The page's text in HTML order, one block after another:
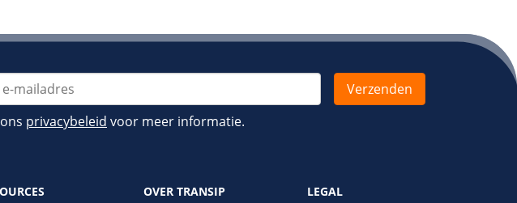
privacybeleid voor meer informatie.
OVER TRANSIP LEGAL